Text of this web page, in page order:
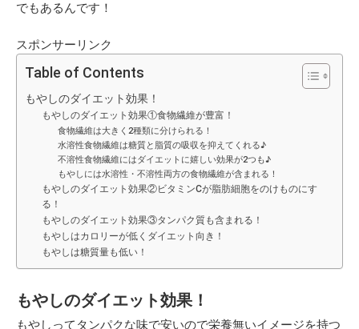
でもあるんです！
スポンサーリンク
Table of Contents
もやしのダイエット効果！
もやしのダイエット効果①食物繊維が豊富！
食物繊維は大きく2種類に分けられる！
水溶性食物繊維は糖質と脂質の吸収を抑えてくれる♪
不溶性食物繊維にはダイエットに嬉しい効果が2つも♪
もやしには水溶性・不溶性両方の食物繊維が含まれる！
もやしのダイエット効果②ビタミンCが脂肪細胞をのけものにす
る！
もやしのダイエット効果③タンパク質も含まれる！
もやしはカロリーが低くダイエット向き！
もやしは糖質量も低い！
もやしのダイエット効果！
もやしってタンパクな味で安いので栄養無いイメージを持つ